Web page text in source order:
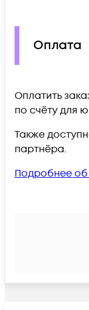
Оплата
Оплатить
по счёту для
Также
партнёра.
Подробнее об